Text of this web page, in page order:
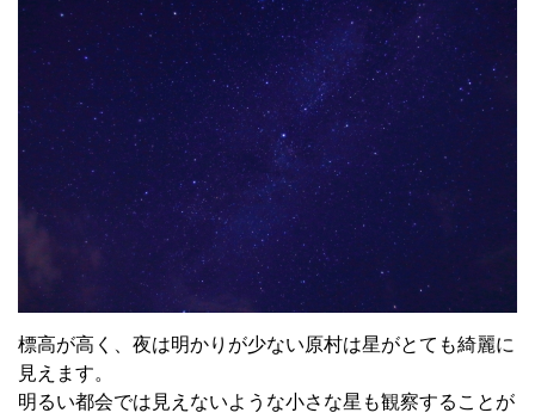
標高が高く、夜は明かりが少ない原村は星がとても綺麗に
見えます。
明るい都会では見えないような小さな星も観察することが